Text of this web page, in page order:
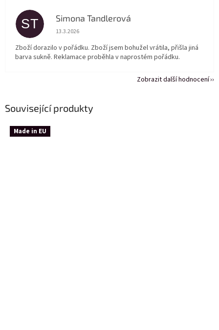
Související produkty
Made in EU
ST Simona Tandlerová
Hodnocení obchodu je 5 z 5 hvězdiček.
13.3.2026
Zboží dorazilo v pořádku. Zboží jsem bohužel vrátila, přišla jiná
barva sukně. Reklamace proběhla v naprostém pořádku.
Zobrazit další hodnocení